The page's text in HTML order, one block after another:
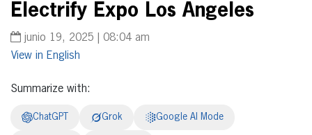
Electrify Expo Los Ángeles
junio 19, 2025 | 08:04 am
English
Summarize with:
ChatGPT Grok Google AI Mode